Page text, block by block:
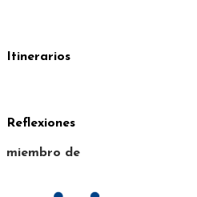
Itinerarios
Reflexiones
miembro de